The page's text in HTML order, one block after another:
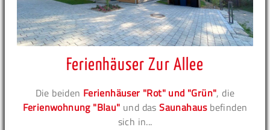
Ferienhäuser Zur Allee
Die beiden Ferienhäuser "Rot" und "Grün", die
Ferienwohnung "Blau" und dasSaunahausbefinden
sich in...